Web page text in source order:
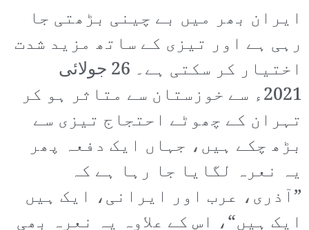
ایران بھر میں بے چینی بڑھتی جا
رہی ہے اور تیزی کے ساتھ مزید شدت
اختیار کر سکتی ہے۔ 26 جولائی
2021ء سے خوزستان سے متاثر ہو کر
تہران کے چھوٹے احتجاج تیزی سے
بڑھ چکے ہیں، جہاں ایک دفعہ پھر
یہ نعرہ لگایا جا رہا ہے کہ
”آذری، عرب اور ایرانی، ایک ہیں
ایک ہیں“، اس کے علاوہ یہ نعرہ بھی